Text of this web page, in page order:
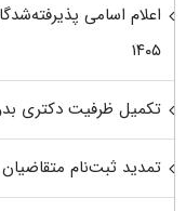
اعلام اسامی
۱۴۰۵
تکمیل ظرفیت دکتری بدون
تمدید ثبت‌نام متقاضیان